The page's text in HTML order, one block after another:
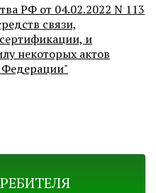
РФ от 04.02.2022 N 113
связи,
и
некоторых актов
Федерации"